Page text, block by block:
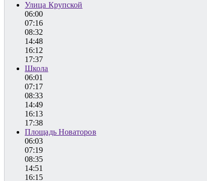
Улица Крупской
06:00
07:16
08:32
14:48
16:12
17:37
Школа
06:01
07:17
08:33
14:49
16:13
17:38
Площадь Новаторов
06:03
07:19
08:35
14:51
16:15